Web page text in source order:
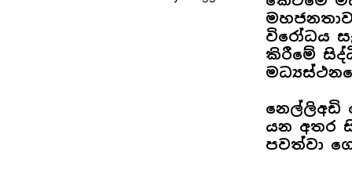
විරෝධය
කිරීමේ
නෙල්ලිඅඩි
යන අතර
පවත්වා